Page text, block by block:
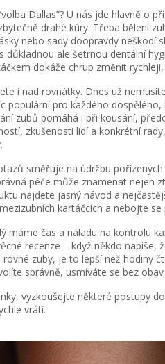
Dallas”? U nás jde hlavně o
drahé kúry. Třeba bělení
nebo sady doopravdy neškodí
důkladnou ale šetrnou dentální
dokáže chrup změnit
i nad rovnátky. Dnes už
populární pro každého
zubů pomáhá i při kousání,
zkušenosti lidí a konkrétní
směřuje na údržbu
péče může znamenat nejen
najdete jasný návod a
kartáčcích a nebojte
máme čas a náladu na kontrolu
recenze – když někdo
rovné zuby, je to lepší než hodiny
správně, usmíváte se bez
vyzkoušejte některé postupy
vrátí.